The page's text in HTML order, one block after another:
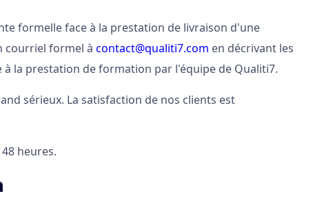
formelle face à la prestation de livraison d'une
courriel formel àcontact@qualiti7.com en décrivant les
la prestation de formation par l'équipe de Qualiti7.
sérieux. La satisfaction de nos clients est
heures.